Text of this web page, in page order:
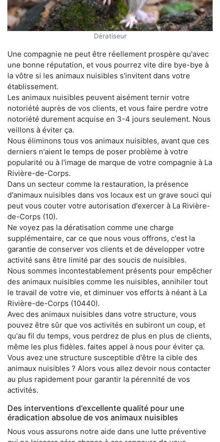
Dératiseur
Une compagnie ne peut être réellement prospère qu'avec
une bonne réputation, et vous pourrez vite dire bye-bye à
la vôtre si les animaux nuisibles s'invitent dans votre
établissement.
Les animaux nuisibles peuvent aisément ternir votre
notoriété auprès de vos clients, et vous faire perdre votre
notoriété durement acquise en 3-4 jours seulement. Nous
veillons à éviter ça.
Nous éliminons tous vos animaux nuisibles, avant que ces
derniers n'aient le temps de poser problème à votre
popularité ou à l'image de marque de votre compagnie à La
Rivière-de-Corps.
Dans un secteur comme la restauration, la présence
d'animaux nuisibles dans vos locaux est un grave souci qui
peut vous couter votre autorisation d'exercer à La Rivière-
de-Corps (10).
Ne voyez pas la dératisation comme une charge
supplémentaire, car ce que nous vous offrons, c'est la
garantie de conserver vos clients et de développer votre
activité sans être limité par des soucis de nuisibles.
Nous sommes incontestablement présents pour empêcher
des animaux nuisibles comme les nuisibles, annihiler tout
le travail de votre vie, et diminuer vos efforts à néant à La
Rivière-de-Corps (10440).
Avec des animaux nuisibles dans votre structure, vous
pouvez être sûr que vos activités en subiront un coup, et
qu'au fil du temps, vous perdrez de plus en plus de clients,
même les plus fidèles. faites appel à nous pour éviter ça.
Vous avez une structure susceptible d'être la cible des
animaux nuisibles ? Alors vous allez devoir nous contacter
au plus rapidement pour garantir la pérennité de vos
activités.
Des interventions d'excellente qualité pour une
éradication absolue de vos animaux nuisibles
Nous vous assurons notre aide dans une lutte préventive